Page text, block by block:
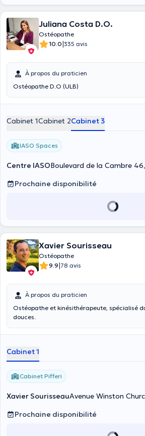
Juliana Costa D.O.
Ostéopathe
10.0|335 avis
À propos du praticien
Ostéopathe D.O (ULB)
Cabinet 1Cabinet 2Cabinet 3
IASO Spaces
Centre IASOBoulevard de la Cambre
Prochaine disponibilité
Xavier Sourisseau
Ostéopathe
9.9|78 avis
À propos du praticien
Ostéopathe et kinésithérapeute, spécialisé
douces.
Cabinet 1
Cabinet Pifferi
Xavier SourisseauAvenue Winston
Prochaine disponibilité